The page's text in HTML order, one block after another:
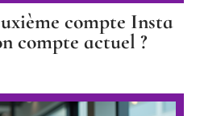
compte Insta
compte actuel ?